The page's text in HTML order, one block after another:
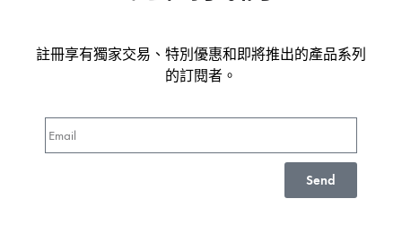
註冊享有獨家交易、特別優惠和即將推出的產品系列
的訂閱者。
Send